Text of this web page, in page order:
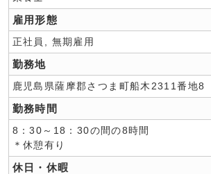
雇用形態
正社員, 無期雇用
勤務地
鹿児島県薩摩郡さつま町船木2311番地8
勤務時間
8：30～18：30の間の8時間
＊休憩有り
休日・休暇